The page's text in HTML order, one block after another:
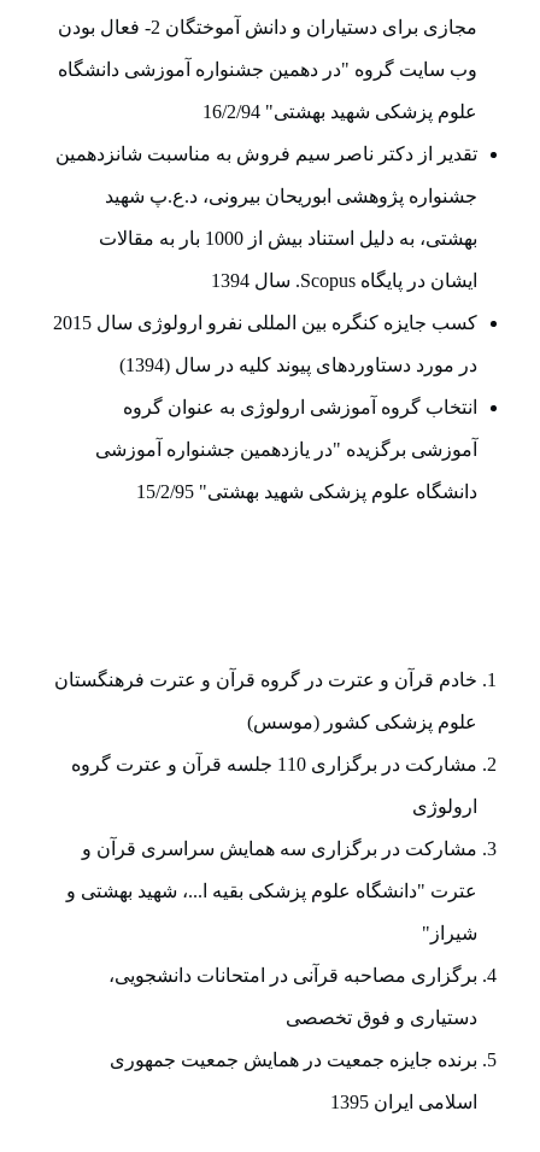
مجازی برای دستیاران و دانش آموختگان 2- فعال بودن
وب سایت گروه "در دهمین جشنواره آموزشی دانشگاه
علوم پزشکی شهید بهشتی" 16/2/94
تقدیر از دکتر ناصر سیم فروش به مناسبت شانزدهمین
جشنواره پژوهشی ابوریحان بیرونی، د.ع.پ شهید
بهشتی، به دلیل استناد بیش از 1000 بار به مقالات
ایشان در پایگاه Scopus. سال 1394
کسب جایزه کنگره بین المللی نفرو ارولوژی سال 2015
در مورد دستاوردهای پیوند کلیه در سال (1394)
انتخاب گروه آموزشی ارولوژی به عنوان گروه
آموزشی برگزیده "در یازدهمین جشنواره آموزشی
دانشگاه علوم پزشکی شهید بهشتی" 15/2/95
خادم قرآن و عترت در گروه قرآن و عترت فرهنگستان
علوم پزشکی کشور (موسس)
مشارکت در برگزاری 110 جلسه قرآن و عترت گروه
ارولوژی
مشارکت در برگزاری سه همایش سراسری قرآن و
عترت "دانشگاه علوم پزشکی بقیه ا...، شهید بهشتی و
شیراز"
برگزاری مصاحبه قرآنی در امتحانات دانشجویی،
دستیاری و فوق تخصصی
برنده جایزه جمعیت در همایش جمعیت جمهوری
اسلامی ایران 1395